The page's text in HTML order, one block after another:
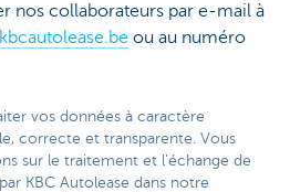
nos collaborateurs par e-mail à
ou au numéro
vos données à caractère
correcte et transparente. Vous
sur le traitement et l'échange de
KBC Autolease dans notre